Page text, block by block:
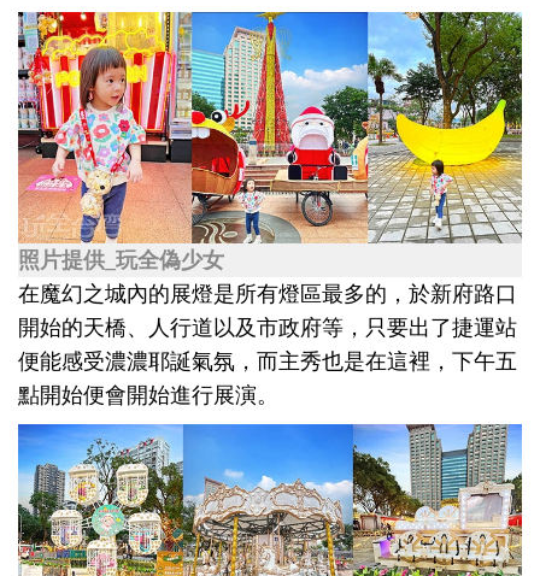
照片提供_玩全偽少女
在魔幻之城內的展燈是所有燈區最多的，於新府路口
開始的天橋、人行道以及市政府等，只要出了捷運站
便能感受濃濃耶誕氣氛，而主秀也是在這裡，下午五
點開始便會開始進行展演。